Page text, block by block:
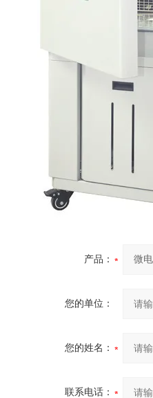
产品：
您的单位：
您的姓名：
联系电话：